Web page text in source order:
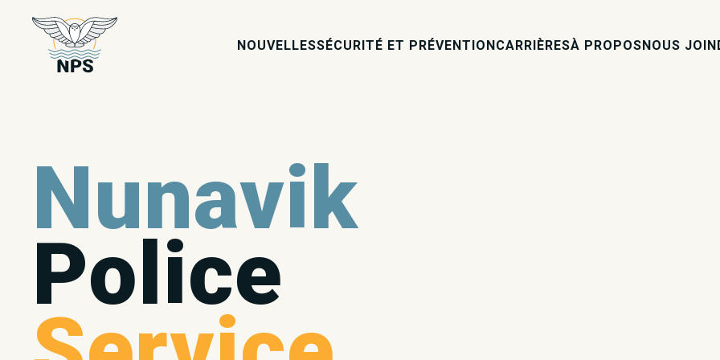
NOUVELLESSÉCURITÉ ET PRÉVENTIONCARRIÈRESÀ PROPOSNOUS
Nunavik
Police